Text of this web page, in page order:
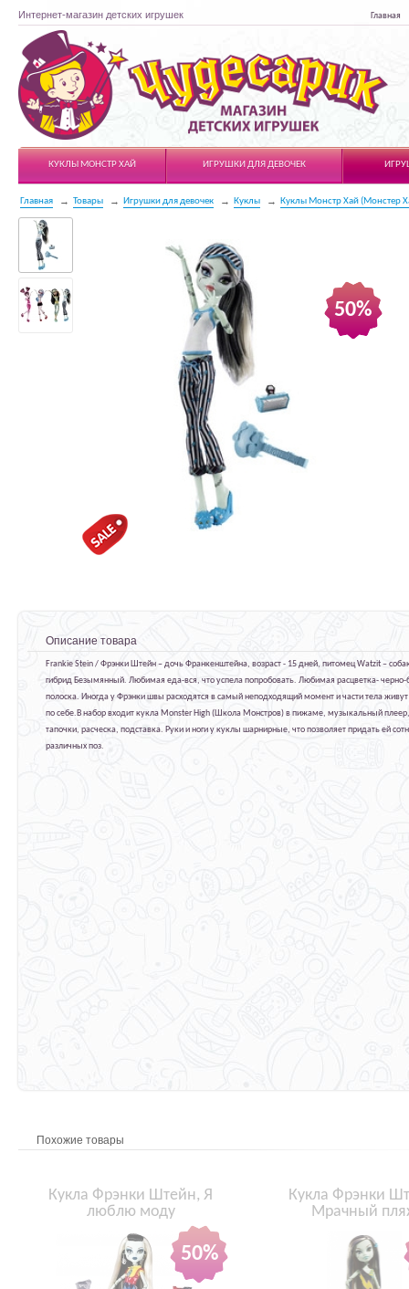
Интернет-магазин детских игрушек Главная
Чудесарик
КУКЛЫ МОНСТР ХАЙ
ИГРУШКИ ДЛЯ ДЕВОЧЕК
Главная Товары Игрушки для девочек Куклы Куклы Монстр Хай (Монстер
50%
Описание товара
Frankie Stein / Фрэнки Штейн – дочь Франкенштейна, возраст - 15 дней, питомец Watzit –
гибрид Безымянный. Любимая еда-вся, что успела попробовать. Любимая расцветка- черно-
полоска. Иногда у Фрэнки швы расходятся в самый неподходящий момент и части тела
по себе.В набор входит кукла Monster High (Школа Монстров) в пижаме, музыкальный плеер,
тапочки, расческа, подставка. Руки и ноги у куклы шарнирные, что позволяет придать ей
различных поз.
Похожие товары
50%
Кукла Фрэнки Штейн, Я
люблю моду
Кукла Фрэнки
Мрачный